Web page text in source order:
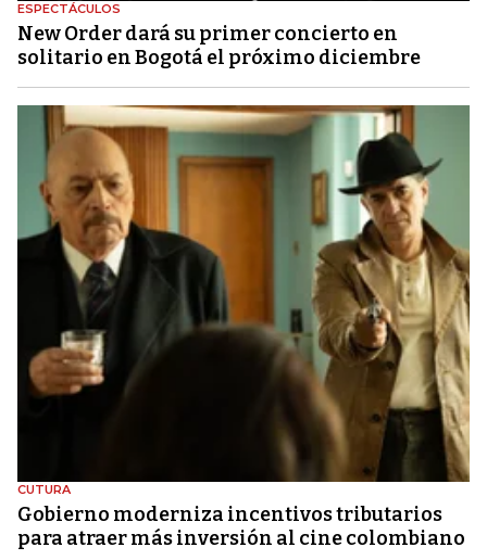
ESPECTÁCULOS
New Order dará su primer concierto en
solitario en Bogotá el próximo diciembre
CUTURA
Gobierno moderniza incentivos tributarios
para atraer más inversión al cine colombiano